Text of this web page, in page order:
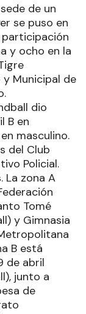
de un
se puso en
participación
y ocho en la
Municipal de
dio
B en
masculino.
del Club
Policial.
La zona A
Tomé
y Gimnasia
B está
de abril
junto a
de